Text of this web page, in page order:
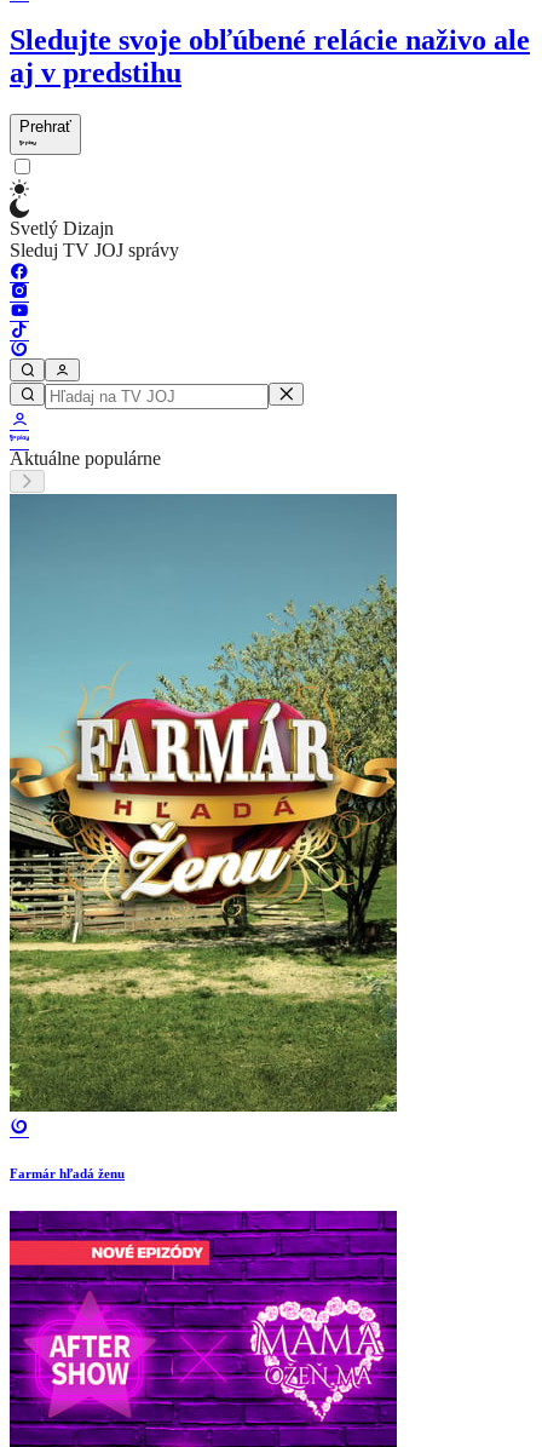
Sledujte svoje obľúbené relácie naživo ale
aj v predstihu
Prehrať
Svetlý Dizajn
Sleduj TV JOJ správy
Aktuálne populárne
Farmár hľadá ženu